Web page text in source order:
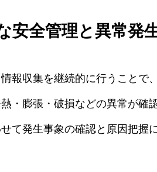
安全管理と異常発
報収集を継続的に行うことで
・膨張・破損などの異常が確
て発生事象の確認と原因把握